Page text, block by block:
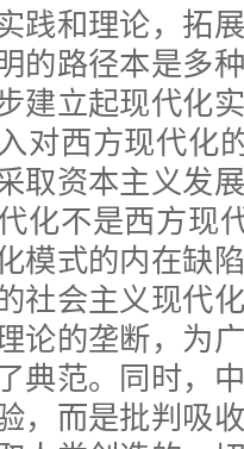
和理论，拓展
的路径本是多
建立起现代化
对西方现代化
取资本主义发
化不是西方现
模式的内在缺
社会主义现代
论的垄断，为
典范。同时，
，而是批判吸